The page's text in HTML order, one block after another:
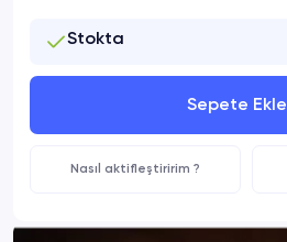
Stokta
Sepete Ekle
Nasıl aktifleştiririm ?